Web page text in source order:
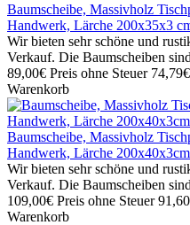
Baumscheibe, Massivholz
Handwerk, Lärche 200x35x3
Wir bieten sehr schöne und
Verkauf. Die Baumscheiben
89,00€ Preis ohne Steuer 74,79€
Warenkorb
Baumscheibe, Massivholz
Handwerk, Lärche 200x40x3cm
Wir bieten sehr schöne und
Verkauf. Die Baumscheiben
109,00€ Preis ohne Steuer
Warenkorb